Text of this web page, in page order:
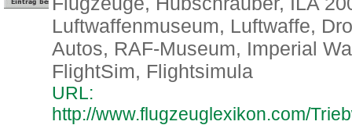
Luftwaffenmuseum, Luftwaffe,
Autos, RAF-Museum, Imperial
FlightSim, Flightsimula
URL:
http://www.flugzeuglexikon.com/